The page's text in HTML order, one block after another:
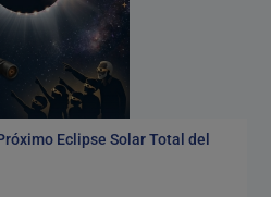
Eclipse Solar Total del